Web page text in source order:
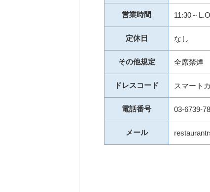
営業時間 11:30～
定休日 なし
その他規定 全席禁煙
ドレスコード スマート
電話番号 03-6739-
メール